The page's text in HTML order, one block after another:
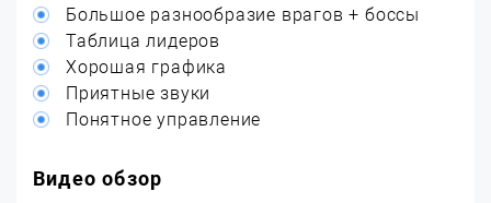
Большое разнообразие врагов + боссы
Таблица лидеров
Хорошая графика
Приятные звуки
Понятное управление
Видео обзор